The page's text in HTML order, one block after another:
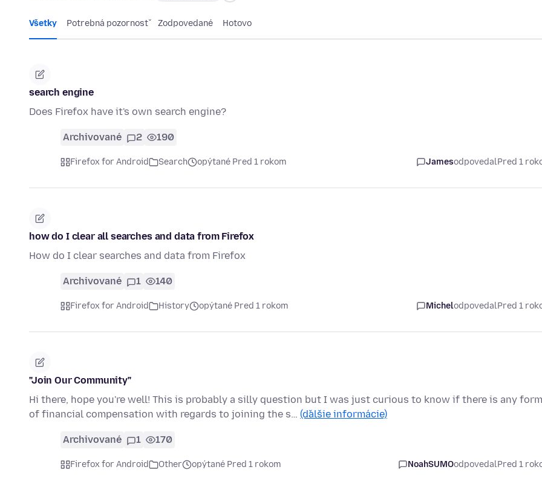
Všetky Potrebná pozornosť Zodpovedané Hotovo
search engine
Does Firefox have it's own search engine?
Archivované 2 190
Firefox for Android Search opýtané Pred 1 rokom JamesodpovedalPred 1
how do I clear all searches and data from Firefox
How do I clear searches and data from Firefox
Archivované 1 140
Firefox for Android History opýtané Pred 1 rokom MichelodpovedalPred 1
"Join Our Community"
Hi there, hope you're well! This is probably a silly question but I was just curious to know if there is any form
of financial compensation with regards to joining the s… (ďalšie informácie)
Archivované 1 170
Firefox for Android Other opýtané Pred 1 rokom NoahSUMOodpovedalPred 1